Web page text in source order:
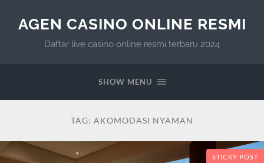
AGEN CASINO ONLINE RESMI
Daftar live casino online resmi terbaru 2024
SHOW MENU
TAG: AKOMODASI NYAMAN
STICKY POST